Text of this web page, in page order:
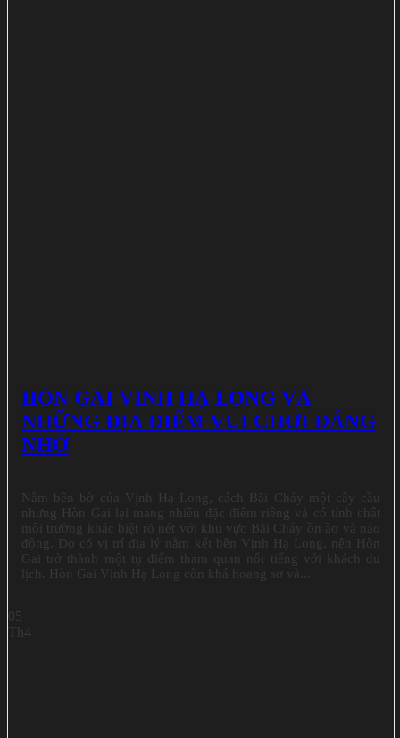
HÒN GAI VỊNH HẠ LONG VÀ
NHỮNG ĐỊA ĐIỂM VUI CHƠI ĐÁNG
NHỚ
Nằm bên bờ của Vịnh Hạ Long, cách Bãi Cháy một cây cầu
nhưng Hòn Gai lại mang nhiều đặc điểm riêng và có tính chất
môi trường khác biệt rõ nét với khu vực Bãi Cháy ồn ào và náo
động. Do có vị trí địa lý nằm kết bên Vịnh Hạ Long, nên Hòn
Gai trở thành một tụ điểm tham quan nổi tiếng với khách du
lịch. Hòn Gai Vịnh Hạ Long còn khá hoang sơ và...
05
Th4